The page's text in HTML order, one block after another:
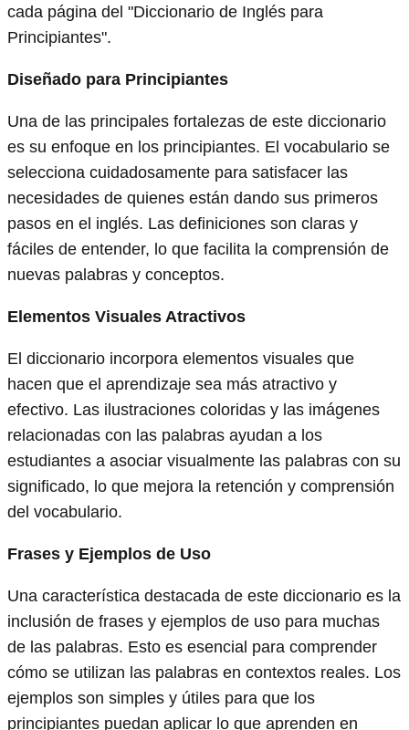
cada página del "Diccionario de Inglés para
Principiantes".
Diseñado para Principiantes
Una de las principales fortalezas de este diccionario
es su enfoque en los principiantes. El vocabulario se
selecciona cuidadosamente para satisfacer las
necesidades de quienes están dando sus primeros
pasos en el inglés. Las definiciones son claras y
fáciles de entender, lo que facilita la comprensión de
nuevas palabras y conceptos.
Elementos Visuales Atractivos
El diccionario incorpora elementos visuales que
hacen que el aprendizaje sea más atractivo y
efectivo. Las ilustraciones coloridas y las imágenes
relacionadas con las palabras ayudan a los
estudiantes a asociar visualmente las palabras con su
significado, lo que mejora la retención y comprensión
del vocabulario.
Frases y Ejemplos de Uso
Una característica destacada de este diccionario es la
inclusión de frases y ejemplos de uso para muchas
de las palabras. Esto es esencial para comprender
cómo se utilizan las palabras en contextos reales. Los
ejemplos son simples y útiles para que los
principiantes puedan aplicar lo que aprenden en